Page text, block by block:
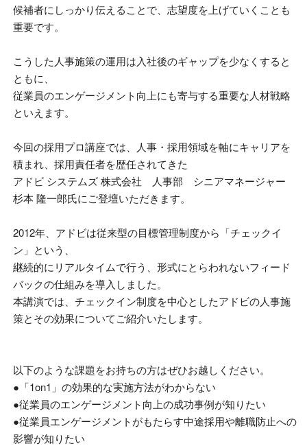
候補者にしっかり伝えることで、志望度を上げていくことも
重要です。
こうした人事施策の運用は入社後のギャップを少なくすると
ともに、
従業員のエンゲージメント向上にも寄与する重要な人材戦略
といえます。
今回の採用プロ講座では、人事・採用領域を軸にキャリアを
積まれ、採用責任者を歴任されてきた
アドビ システムズ 株式会社 人事部 シニアマネージャー
杉本 隆一郎氏にご登壇いただきます。
2012年、アドビは従来型の目標管理制度から「チェックイ
ン」という、
継続的にリアルタイムで行う、形式にとらわれないフィード
バックの仕組みを導入しました。
本講演では、チェックイン制度を中心としたアドビの人事施
策とその効果についてご紹介いたします。
以下のような課題をお持ちの方はぜひお越しください。
●「1on1」の効果的な実施方法がわからない
●従業員のエンゲージメント向上の成功事例が知りたい
●従業員エンゲージメントがもたらす中途採用や離職防止への
影響が知りたい